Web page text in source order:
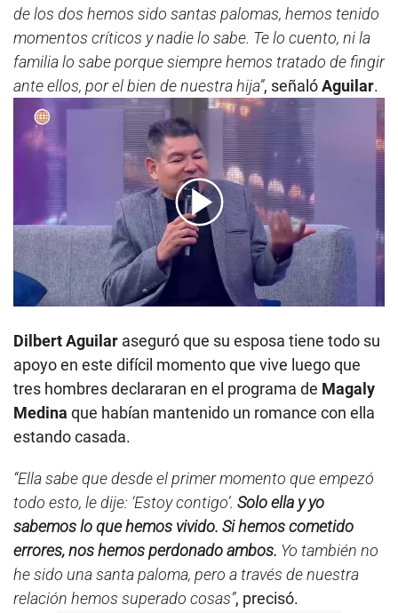
de los dos hemos sido santas palomas, hemos tenido
momentos críticos y nadie lo sabe. Te lo cuento, ni la
familia lo sabe porque siempre hemos tratado de fingir
ante ellos, por el bien de nuestra hija”, señalóAguilar.
00:00/02:00
Dilbert Aguilar aseguró que su esposa tiene todo su
apoyo en este difícil momento que vive luego que
tres hombres declararan en el programa de Magaly
Medina que habían mantenido un romance con ella
estando casada.
“Ella sabe que desde el primer momento que empezó
todo esto, le dije: ‘Estoy contigo’. Solo ella y yo
sabemos lo que hemos vivido. Si hemos cometido
errores, nos hemos perdonado ambos. Yo también no
he sido una santa paloma, pero a través de nuestra
relación hemos superado cosas”, precisó.